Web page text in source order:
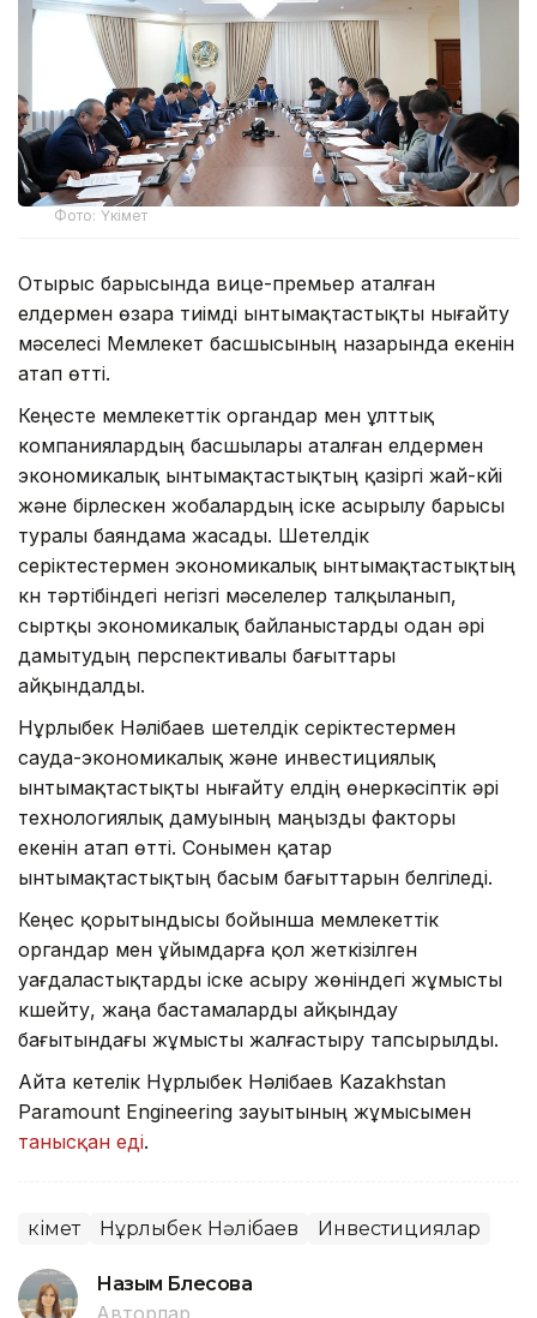
Фото: Үкімет
Отырыс барысында вице-премьер аталған
елдермен өзара тиімді ынтымақтастықты нығайту
мәселесі Мемлекет басшысының назарында екенін
атап өтті.
Кеңесте мемлекеттік органдар мен ұлттық
компаниялардың басшылары аталған елдермен
экономикалық ынтымақтастықтың қазіргі жай-күйі
және бірлескен жобалардың іске асырылу барысы
туралы баяндама жасады. Шетелдік
серіктестермен экономикалық ынтымақтастықтың
күн тәртібіндегі негізгі мәселелер талқыланып,
сыртқы экономикалық байланыстарды одан әрі
дамытудың перспективалы бағыттары
айқындалды.
Нұрлыбек Нәлібаев шетелдік серіктестермен
сауда-экономикалық және инвестициялық
ынтымақтастықты нығайту елдің өнеркәсіптік әрі
технологиялық дамуының маңызды факторы
екенін атап өтті. Сонымен қатар
ынтымақтастықтың басым бағыттарын белгіледі.
Кеңес қорытындысы бойынша мемлекеттік
органдар мен ұйымдарға қол жеткізілген
уағдаластықтарды іске асыру жөніндегі жұмысты
күшейту, жаңа бастамаларды айқындау
бағытындағы жұмысты жалғастыру тапсырылды.
Айта кетелік Нұрлыбек Нәлібаев Kazakhstan
Paramount Engineering зауытының жұмысымен
танысқан еді.
Үкімет Нұрлыбек Нәлібаев Инвестициялар
Назым Бөлесова